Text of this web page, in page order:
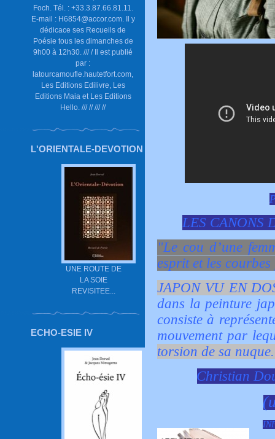
Foch. Tél. : +33.3.87.66.81.11.
E-mail : H6854@accor.com. Il y
dédicace ses Recueils de
Poésie tous les dimanches de
9h00 à 12h30. /// / Il est publié
par :
latourcamoufle.hautetfort.com,
Les Editions Edilivre, Les
Editions Maia et Les Editions
Hello. /// // /// //
L'ORIENTALE-DEVOTION
UNE ROUTE DE
LA SOIE
REVISITEE...
ECHO-ESIE IV
LES CANONS
"Le cou d’une
esprit et les
JAPON VU EN
dans la peinture
consiste à
mouvement par
torsion de sa
Christian